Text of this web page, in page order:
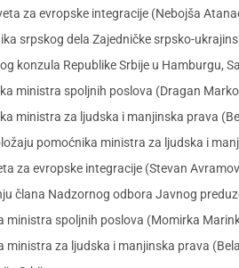
za evropske integracije (Nebojša
srpskog dela Zajedničke srpsko-
konzula Republike Srbije u Hamburgu,
ministra spoljnih poslova (Dragan
ministra za ljudska i manjinska prava
pomoćnika ministra za ljudska i
za evropske integracije (Stevan
člana Nadzornog odbora Javnog
ministra spoljnih poslova (Momirka
ministra za ljudska i manjinska prava